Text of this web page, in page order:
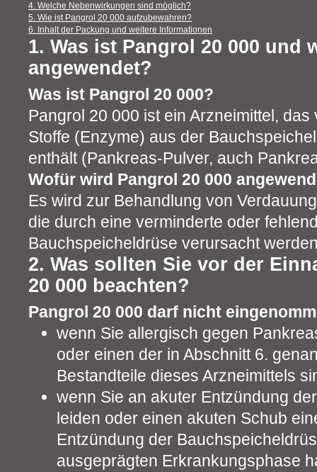
4. Welche Nebenwirkungen sind möglich?
5. Wie ist Pangrol 20 000 aufzubewahren?
6. Inhalt der Packung und weitere Informationen
1. Was ist Pangrol 20 000 und
angewendet?
Was ist Pangrol 20 000?
Pangrol 20 000 ist ein Arzneimittel,
Stoffe (Enzyme) aus der
enthält (Pankreas-Pulver, auch
Wofür wird Pangrol 20 000
Es wird zur Behandlung von
die durch eine verminderte oder
Bauchspeicheldrüse verursacht
2. Was sollten Sie vor der
20 000 beachten?
Pangrol 20 000 darf nicht
wenn Sie allergisch gegen
oder einen der in Abschnitt 6.
Bestandteile dieses Arzneimittels
wenn Sie an akuter Entzündung
leiden oder einen akuten Schub
Entzündung der
ausgeprägten Erkrankungsphase